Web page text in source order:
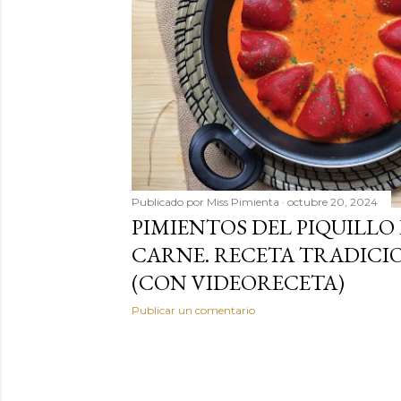
a
Publicado por Miss Pimienta octubre 20, 2024
PIMIENTOS DEL PIQUILLO
CARNE. RECETA
(CON VIDEORECETA)
Publicar un comentario